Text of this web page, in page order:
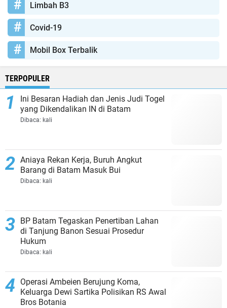
Limbah B3
Covid-19
Mobil Box Terbalik
TERPOPULER
Ini Besaran Hadiah dan Jenis Judi Togel
yang Dikendalikan IN di Batam
Dibaca: kali
Aniaya Rekan Kerja, Buruh Angkut
Barang di Batam Masuk Bui
Dibaca: kali
BP Batam Tegaskan Penertiban Lahan
di Tanjung Banon Sesuai Prosedur
Hukum
Dibaca: kali
Operasi Ambeien Berujung Koma,
Keluarga Dewi Sartika Polisikan RS Awal
Bros Botania